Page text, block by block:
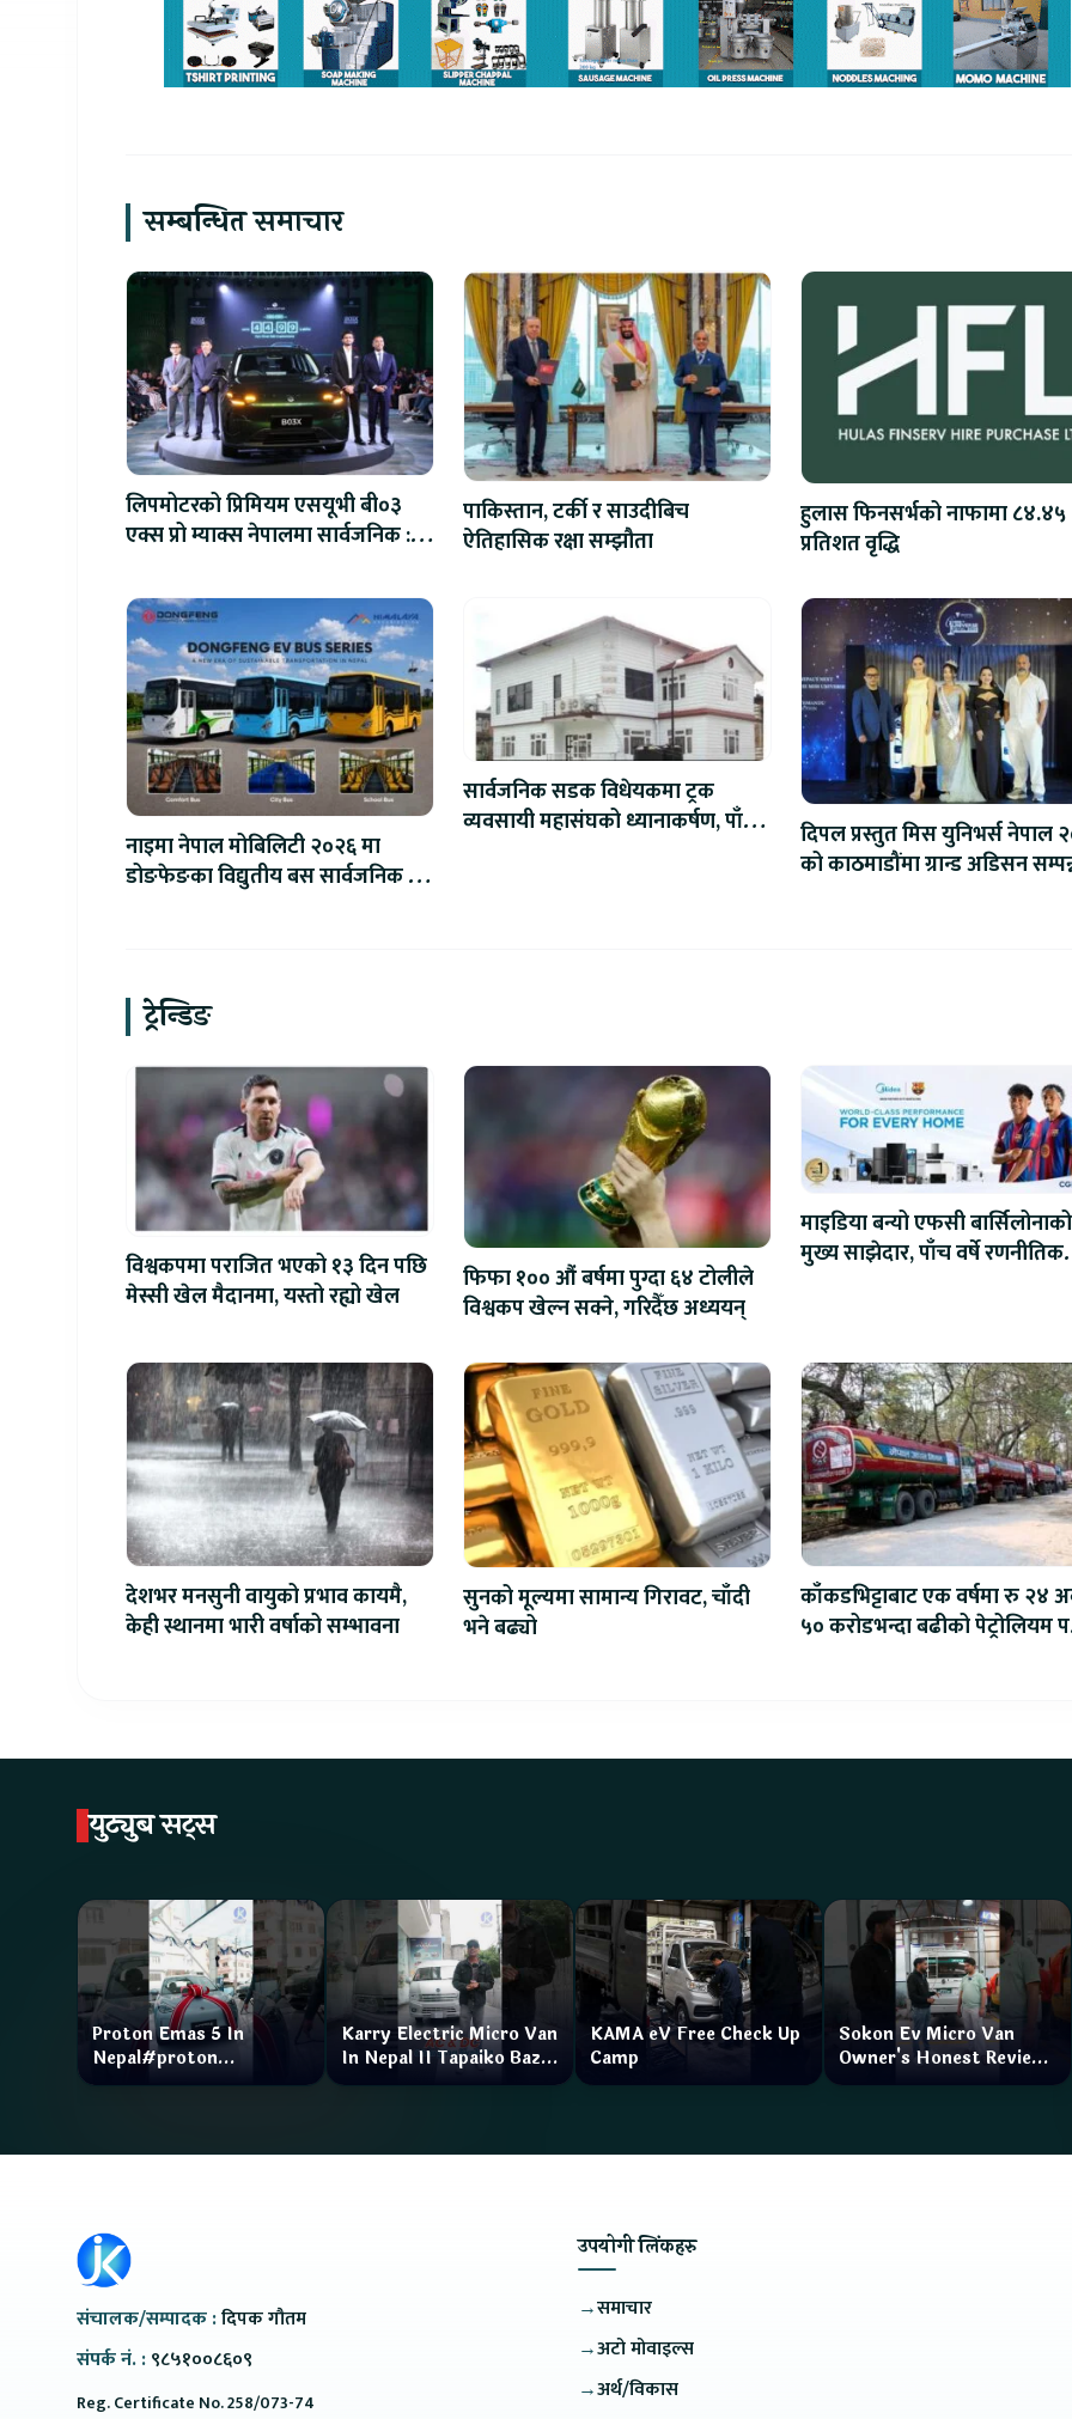
सम्बन्धित समाचार
लिपमोटरको प्रिमियम एसयूभी बी०३
एक्स प्रो म्याक्स नेपालमा सार्वजनिक :
लाखको विशेष अफर
पाकिस्तान, टर्की र साउदीबिच
ऐतिहासिक रक्षा सम्झौता
हुलास फिनसर्भको नाफामा ८४.४५
प्रतिशत वृद्धि
नाइमा नेपाल मोबिलिटी २०२६ मा
डोङफेङका विद्युतीय बस सार्वजनिक हुने
सार्वजनिक सडक विधेयकमा ट्रक
व्यवसायी महासंघको ध्यानाकर्षण, पाँच
दिपल प्रस्तुत मिस युनिभर्स नेपाल
को काठमाडौंमा ग्रान्ड अडिसन
ट्रेन्डिङ
विश्वकपमा पराजित भएको १३ दिन पछि
मेस्सी खेल मैदानमा, यस्तो रह्यो खेल
फिफा १०० औं बर्षमा पुग्दा ६४ टोलीले
विश्वकप खेल्न सक्ने, गरिदैँछ अध्ययन्
माइडिया बन्यो एफसी बार्सिलोनाको
मुख्य साझेदार, पाँच वर्षे रणनीतिक
देशभर मनसुनी वायुको प्रभाव कायमै,
केही स्थानमा भारी वर्षाको सम्भावना
सुनको मूल्यमा सामान्य गिरावट, चाँदी
भने बढ्यो
काँकडभिट्टाबाट एक वर्षमा रु २४
५० करोडभन्दा बढीको पेट्रोलियम
युट्युब सट्स
Proton Emas 5 In
Nepal#proton
#protonemas5#protonnepal#evcarnepal
Karry Electric Micro Van
In Nepal II Tapaiko Bazar
II Jankari Kendra
KAMA eV Free Check Up
Camp
Sokon Ev Micro Van
Owner's Honest Review
How is the service?
संचालक/सम्पादक :दिपक गौतम
संपर्क नं. :९८५१००८६०९
Reg. Certificate No. 258/073-74
उपयोगी लिंकहरु
→समाचार
→अटो मोवाइल्स
→अर्थ/विकास